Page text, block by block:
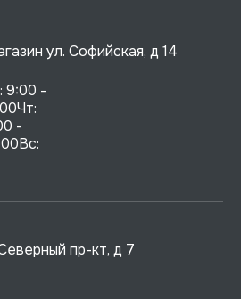
ул. Софийская, д 14
9:00 -
-
пр-кт, д 7